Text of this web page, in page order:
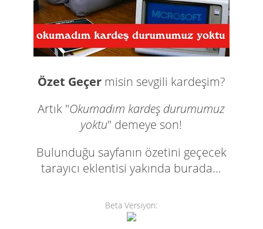
Özet Geçer misin sevgili kardeşim?
Artık "Okumadım kardeş durumumuz
yoktu" demeye son!
Bulunduğu sayfanın özetini geçecek
tarayıcı eklentisi yakında burada...
Beta Versiyon: